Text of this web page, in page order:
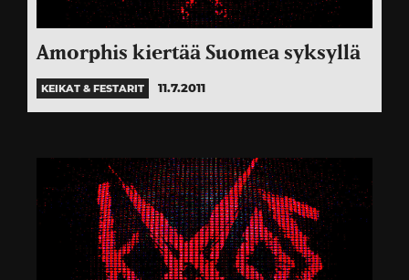
Amorphis kiertää Suomea syksyllä
KEIKAT & FESTARIT 11.7.2011